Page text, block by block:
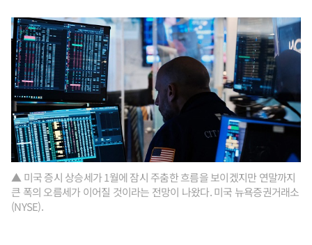
▲ 미국 증시 상승세가 1월에 잠시 주춤한 흐름을 보이겠지만 연말까지
큰 폭의 오름세가 이어질 것이라는 전망이 나왔다. 미국 뉴욕증권거래소
(NYSE).